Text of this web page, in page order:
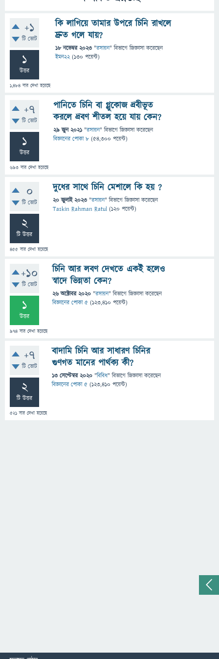
+1
টি ভোট
1
উত্তর
1,484 বার দেখা হয়েছে
কি লাগিয়ে তামার উপরে চিনি রাখলে
দ্রুত গলে যায়?
18 নভেম্বর 2023 "রসায়ন" বিভাগে জিজ্ঞাসাকরেছেন
ইমন22 (130 পয়েন্ট)
+7
টি ভোট
1
উত্তর
693 বার দেখা হয়েছে
পানিতে চিনি বা গ্লুকোজ দ্রবীভূত
করলে দ্রবণ শীতল হয়ে যায় কেন?
29 জুন 2021 "রসায়ন" বিভাগে জিজ্ঞাসাকরেছেন
বিজ্ঞানের পোকা ৮ (54,300 পয়েন্ট)
0
টি ভোট
2
টি উত্তর
455 বার দেখা হয়েছে
দুধের সাথে চিনি মেশালে কি হয় ?
20 জুলাই 2023 "রসায়ন" বিভাগে জিজ্ঞাসাকরেছেন
Taskin Rahman Ratul (120 পয়েন্ট)
+10
টি ভোট
1
উত্তর
974 বার দেখা হয়েছে
চিনি আর লবণ দেখতে একই হলেও
স্বাদে ভিন্নতা কেন?
26 অক্টোবর 2020 "রসায়ন" বিভাগে জিজ্ঞাসাকরেছেন
বিজ্ঞানের পোকা ৫ (123,410 পয়েন্ট)
+7
টি ভোট
2
টি উত্তর
521 বার দেখা হয়েছে
বাদামি চিনি আর সাধারণ চিনির
গুণগত মানের পার্থক্য কী?
13 সেপ্টেম্বর 2020 "বিবিধ" বিভাগে জিজ্ঞাসাকরেছেন
বিজ্ঞানের পোকা ৫ (123,410 পয়েন্ট)